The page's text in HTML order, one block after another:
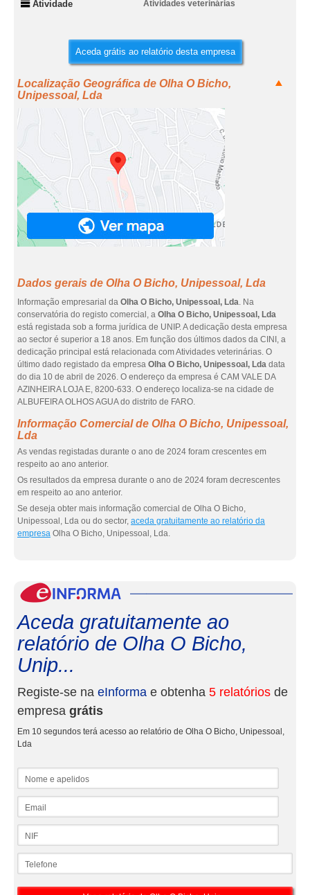
Atividade Atividades veterinárias
Aceda grátis ao relatório desta empresa
Localização Geográfica de Olha O Bicho,
Unipessoal, Lda
Dados gerais de Olha O Bicho, Unipessoal, Lda
Informação empresarial da Olha O Bicho, Unipessoal, Lda. Na
conservatória do registo comercial, a Olha O Bicho, Unipessoal, Lda
está registada sob a forma jurídica de UNIP. A dedicação desta empresa
ao sector é superior a 18 anos. Em função dos últimos dados da CINI, a
dedicação principal está relacionada com Atividades veterinárias. O
último dado registado da empresa Olha O Bicho, Unipessoal, Lda data
do dia 10 de abril de 2026. O endereço da empresa é CAM VALE DA
AZINHEIRA LOJA E, 8200-633. O endereço localiza-se na cidade de
ALBUFEIRA OLHOS AGUA do distrito de FARO.
Informação Comercial de Olha O Bicho, Unipessoal,
Lda
As vendas registadas durante o ano de 2024 foram crescentes em
respeito ao ano anterior.
Os resultados da empresa durante o ano de 2024 foram decrescentes
em respeito ao ano anterior.
Se deseja obter mais informação comercial de Olha O Bicho,
Unipessoal, Lda ou do sector, aceda gratuitamente ao relatório da
empresa Olha O Bicho, Unipessoal, Lda.
Aceda gratuitamente ao
relatório de Olha O Bicho,
Unip...
Registe-se na eInforma e obtenha 5 relatórios de
empresa grátis
Em 10 segundos terá acesso ao relatório de Olha O Bicho, Unipessoal,
Lda